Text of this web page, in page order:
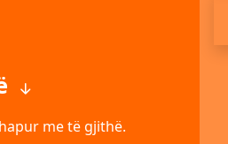
me të gjithë.